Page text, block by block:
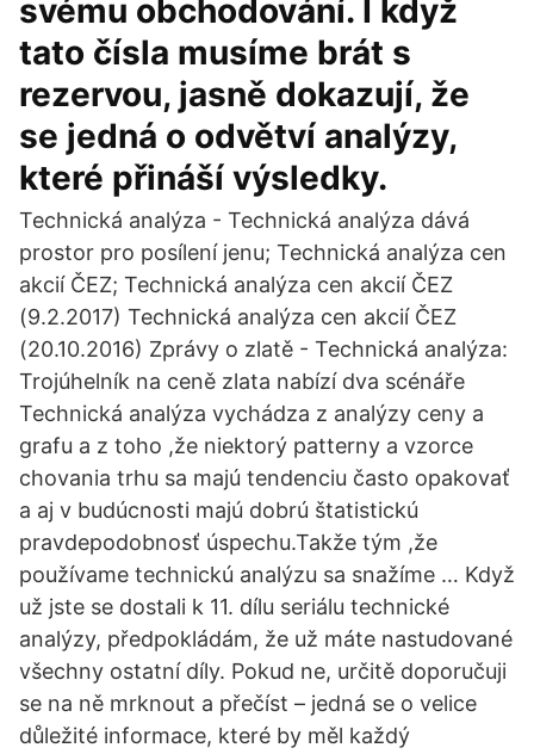
svému obchodování. I když
tato čísla musíme brát s
rezervou, jasně dokazují, že
se jedná o odvětví analýzy,
které přináší výsledky.
Technická analýza - Technická analýza dává
prostor pro posílení jenu; Technická analýza cen
akcií ČEZ; Technická analýza cen akcií ČEZ
(9.2.2017) Technická analýza cen akcií ČEZ
(20.10.2016) Zprávy o zlatě - Technická analýza:
Trojúhelník na ceně zlata nabízí dva scénáře
Technická analýza vychádza z analýzy ceny a
grafu a z toho ,že niektorý patterny a vzorce
chovania trhu sa majú tendenciu často opakovať
a aj v budúcnosti majú dobrú štatistickú
pravdepodobnosť úspechu.Takže tým ,že
používame technickú analýzu sa snažíme … Když
už jste se dostali k 11. dílu seriálu technické
analýzy, předpokládám, že už máte nastudované
všechny ostatní díly. Pokud ne, určitě doporučuji
se na ně mrknout a přečíst – jedná se o velice
důležité informace, které by měl každý